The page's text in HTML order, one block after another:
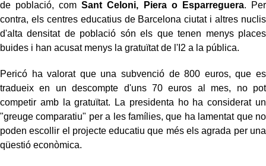
de població, comSant Celoni, Piera o Esparreguera. Per
contra, els centres educatius de Barcelona ciutat i altres nuclis
d'alta densitat de població són els que tenen menys places
buides i han acusat menys la gratuïtat de l'I2 a la pública.
Pericó ha valorat que una subvenció de 800 euros, que es
tradueix en un descompte d'uns 70 euros al mes, no pot
competir amb la gratuïtat. La presidenta ho ha considerat un
"greuge comparatiu" per a les famílies, que ha lamentat que no
poden escollir el projecte educatiu que més els agrada per una
qüestió econòmica.